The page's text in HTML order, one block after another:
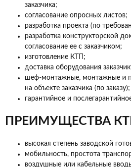
заказчика;
согласование опросных листов;
разработка проекта (по
разработка конструкторской
согласование ее с заказчиком;
изготовление КТП;
доставка оборудования
шеф-монтажные, монтажные и
на объекте заказчика (по заказу);
гарантийное и
ПРЕИМУЩЕСТВА
высокая степень заводской
мобильность, простота
воздушные или кабельные